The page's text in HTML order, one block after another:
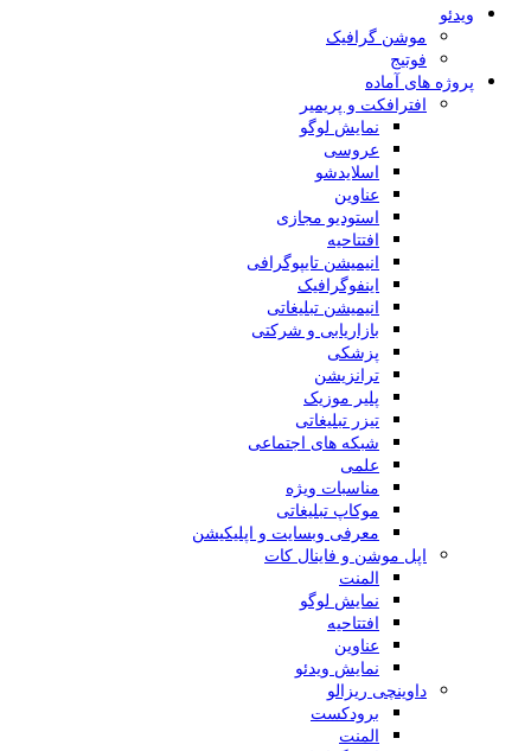
ویدئو
موشن گرافیک
فوتیج
پروژه های آماده
افترافکت و پریمیر
نمایش لوگو
عروسی
اسلایدشو
عناوین
استودیو مجازی
افتتاحیه
انیمیشن تایپوگرافی
اینفوگرافیک
انیمیشن تبلیغاتی
بازاریابی و شرکتی
پزشکی
ترانزیشن
پلیر موزیک
تیزر تبلیغاتی
شبکه های اجتماعی
علمی
مناسبات ویژه
موکاپ تبلیغاتی
معرفی وبسایت و اپلیکیشن
اپل موشن و فاینال کات
المنت
نمایش لوگو
افتتاحیه
عناوین
نمایش ویدئو
داوینچی ریزالو
برودکست
المنت